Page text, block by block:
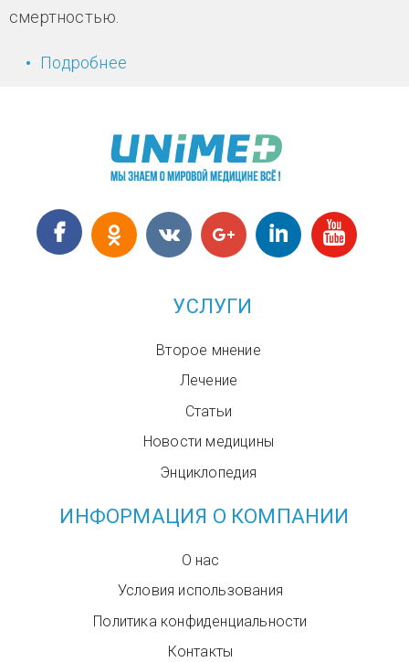
смертностью.
Подробнее
УСЛУГИ
Второе мнение
Лечение
Статьи
Новости медицины
Энциклопедия
ИНФОРМАЦИЯ О КОМПАНИИ
О нас
Условия использования
Политика конфиденциальности
Контакты